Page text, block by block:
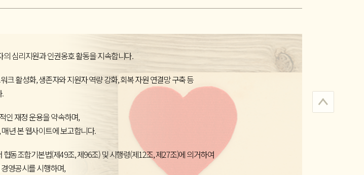
심리지원과 인권옹호 활동을 지속합니다.
크 활성화, 생존자와 지원자 역량 강화, 회복 자원 연결망 구축 등
.
인 재정 운용을 약속하며,
년 본 웹사이트에 보고합니다.
동조합기본법(제49조, 제96조) 및 시행령(제12조, 제27조)에 의거하여
영공시를 시행하며,